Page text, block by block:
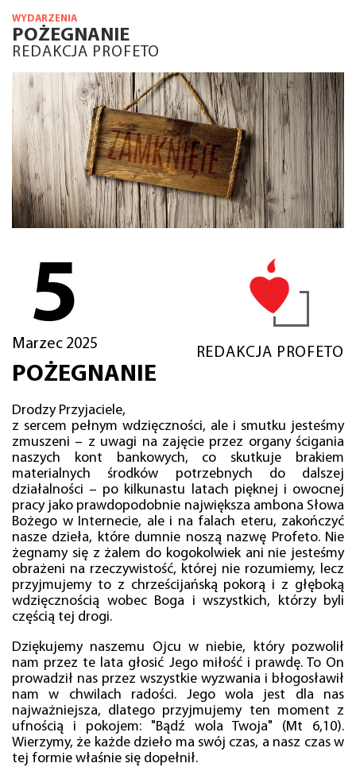
WYDARZENIA
POŻEGNANIE
REDAKCJA PROFETO
5
Marzec 2025
REDAKCJA PROFETO
POŻEGNANIE
Drodzy Przyjaciele,
z sercem pełnym wdzięczności, ale i smutku jesteśmy
zmuszeni – z uwagi na zajęcie przez organy ścigania
naszych kont bankowych, co skutkuje brakiem
materialnych środków potrzebnych do dalszej
działalności – po kilkunastu latach pięknej i owocnej
pracy jako prawdopodobnie największa ambona Słowa
Bożego w Internecie, ale i na falach eteru, zakończyć
nasze dzieła, które dumnie noszą nazwę Profeto. Nie
żegnamy się z żalem do kogokolwiek ani nie jesteśmy
obrażeni na rzeczywistość, której nie rozumiemy, lecz
przyjmujemy to z chrześcijańską pokorą i z głęboką
wdzięcznością wobec Boga i wszystkich, którzy byli
częścią tej drogi.
Dziękujemy naszemu Ojcu w niebie, który pozwolił
nam przez te lata głosić Jego miłość i prawdę. To On
prowadził nas przez wszystkie wyzwania i błogosławił
nam w chwilach radości. Jego wola jest dla nas
najważniejsza, dlatego przyjmujemy ten moment z
ufnością i pokojem: "Bądź wola Twoja" (Mt 6,10).
Wierzymy, że każde dzieło ma swój czas, a nasz czas w
tej formie właśnie się dopełnił.